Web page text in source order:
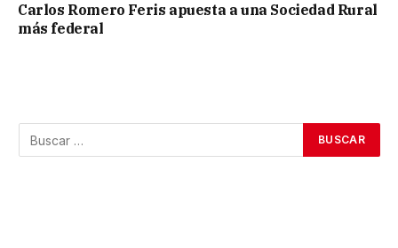
Carlos Romero Feris apuesta a una Sociedad Rural
más federal